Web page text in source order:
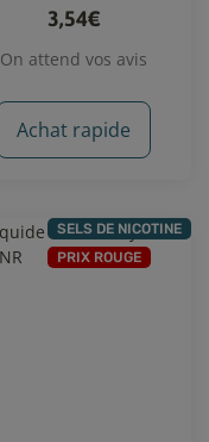
3,54€
On attend vos avis
Achat rapide
SELS DE NICOTINE
PRIX ROUGE